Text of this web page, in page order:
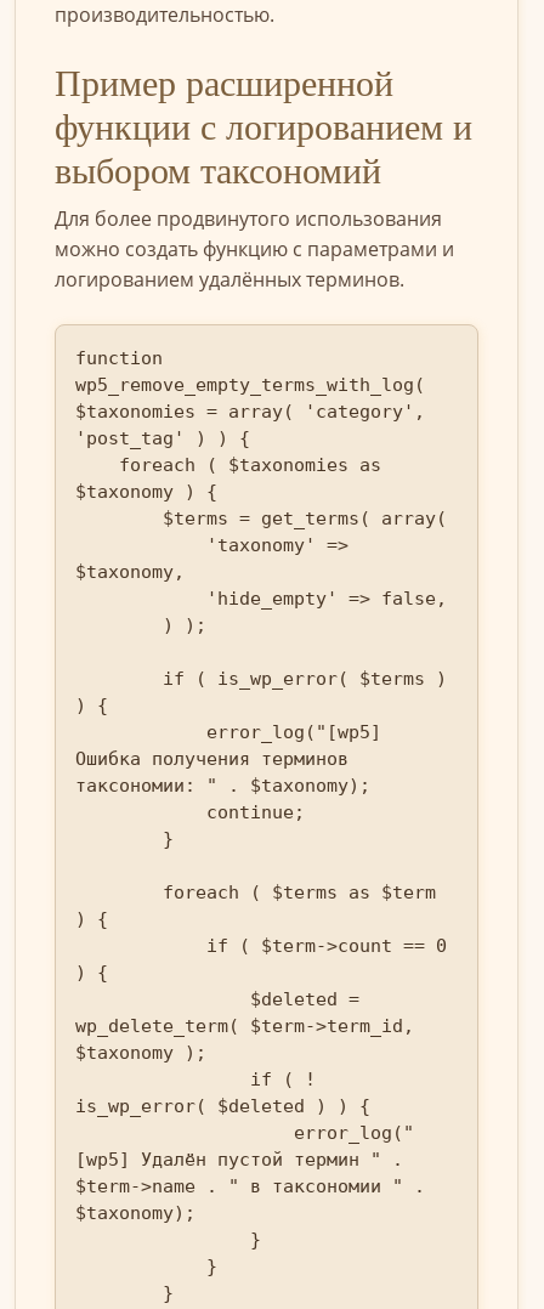
производительностью.
Пример расширенной
функции с логированием и
выбором таксономий
Для более продвинутого использования
можно создать функцию с параметрами и
логированием удалённых терминов.
function
wp5_remove_empty_terms_with_log(
$taxonomies = array( 'category',
'post_tag' ) ) {
$taxonomy ) {
$taxonomy,
) {
Ошибка получения терминов
таксономии: " . $taxonomy);
) {
) {
wp_delete_term( $term->term_id,
$taxonomy );
is_wp_error( $deleted ) ) {
[wp5] Удалён пустой термин " .
$term->name . " в таксономии " .
$taxonomy);